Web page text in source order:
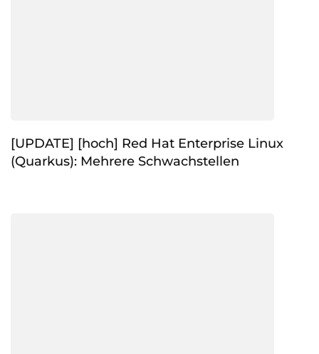
[UPDATE] [hoch] Red Hat Enterprise Linux
(Quarkus): Mehrere Schwachstellen